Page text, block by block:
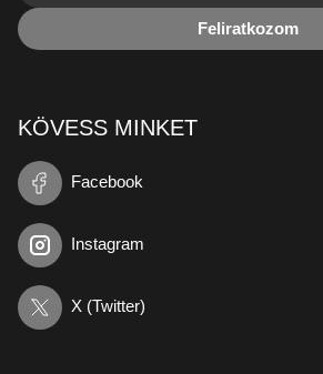
Feliratkozom
KÖVESS MINKET
Facebook
Instagram
X (Twitter)